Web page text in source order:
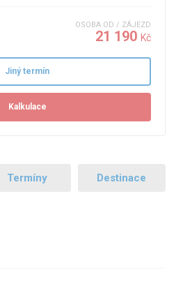
OSOBA OD / ZÁJEZD
21 190 Kč
Jiný termín
Kalkulace
Termíny Destinace